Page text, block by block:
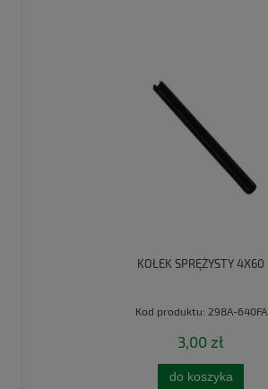
KOŁEK SPRĘŻYSTY 4X60
Kod produktu: 298A-640FA
3,00 zł
do koszyka